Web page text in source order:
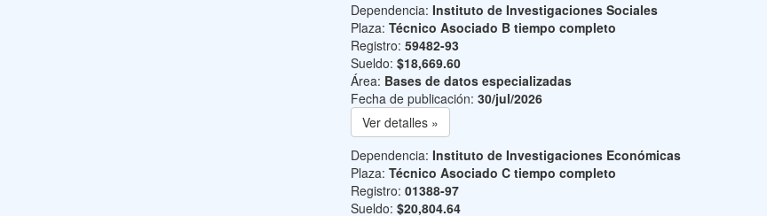
Dependencia: Instituto de Investigaciones Sociales
Plaza: Técnico Asociado B tiempo completo
Registro: 59482-93
Sueldo: $18,669.60
Área: Bases de datos especializadas
Fecha de publicación: 30/jul/2026
Ver detalles »
Dependencia: Instituto de Investigaciones Económicas
Plaza: Técnico Asociado C tiempo completo
Registro: 01388-97
Sueldo: $20,804.64